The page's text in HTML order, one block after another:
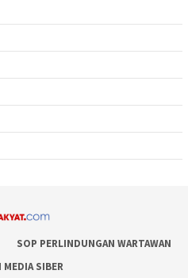
SOP PERLINDUNGAN WARTAWAN
MEDIA SIBER